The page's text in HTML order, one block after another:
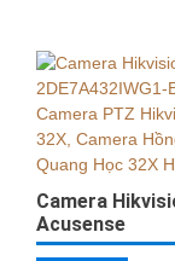
Camera
Acusense